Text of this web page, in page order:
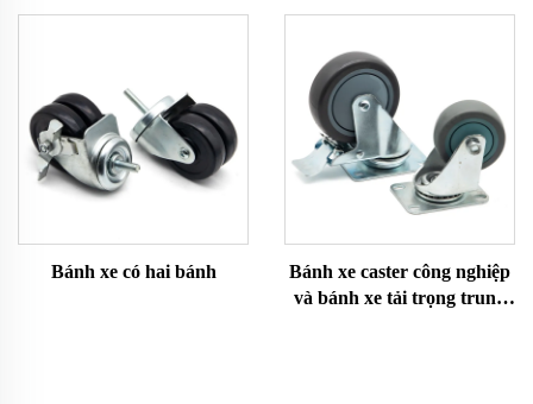
Bánh xe có hai bánh
Bánh xe caster công nghiệp
và bánh xe tải trọng trung